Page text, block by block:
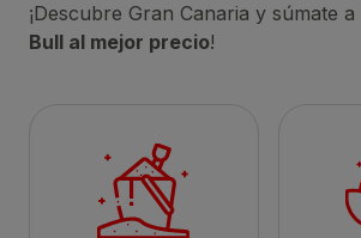
¡Descubre Gran Canaria y súmate a
Bull al mejor precio!